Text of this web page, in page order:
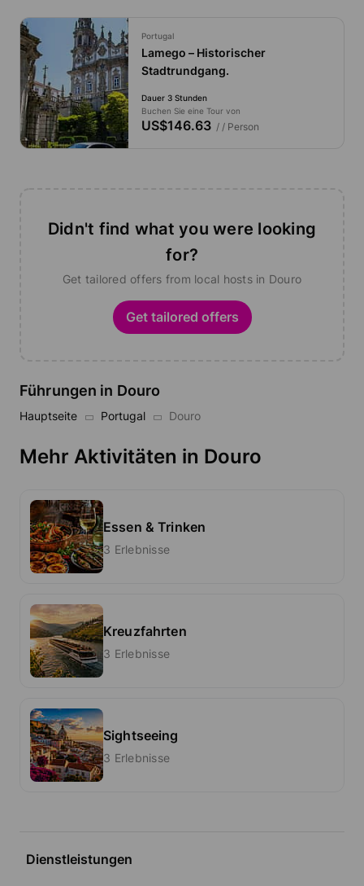
Portugal
Lamego – Historischer
Stadtrundgang.
Dauer 3 Stunden
Buchen Sie eine Tour von
US$146.63/ / Person
Didn't find what you were looking
for?
Get tailored offers from local hosts in Douro
Get tailored offers
Führungen in Douro
Hauptseite Portugal Douro
Mehr Aktivitäten in Douro
Essen & Trinken
3 Erlebnisse
Kreuzfahrten
3 Erlebnisse
Sightseeing
3 Erlebnisse
Dienstleistungen